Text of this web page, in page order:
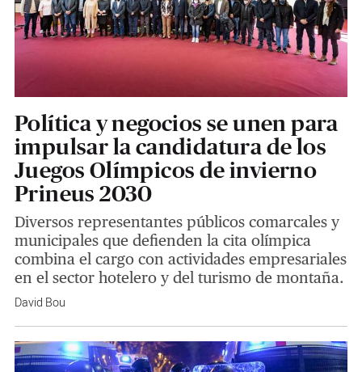
Política y negocios se unen para
impulsar la candidatura de los
Juegos Olímpicos de invierno
Prineus 2030
Diversos representantes públicos comarcales y
municipales que defienden la cita olímpica
combina el cargo con actividades empresariales
en el sector hotelero y del turismo de montaña.
David Bou